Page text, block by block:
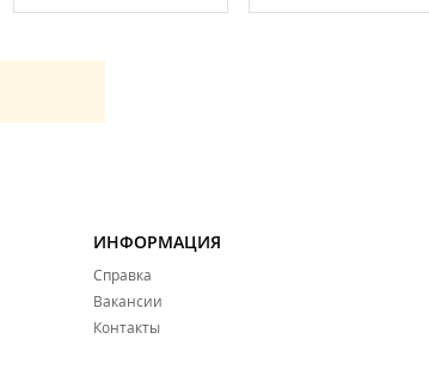
ИНФОРМАЦИЯ
Справка
Вакансии
Контакты